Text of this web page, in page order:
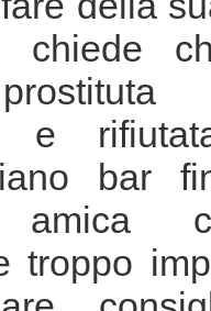
chiede
e
bar
amica
troppo